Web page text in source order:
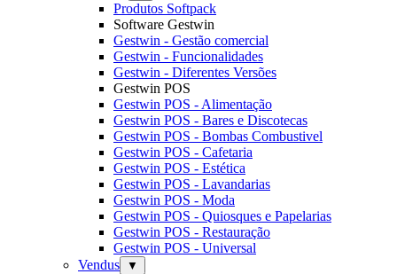
Produtos Softpack
Software Gestwin
Gestwin - Gestão comercial
Gestwin - Funcionalidades
Gestwin - Diferentes Versões
Gestwin POS
Gestwin POS - Alimentação
Gestwin POS - Bares e Discotecas
Gestwin POS - Bombas Combustivel
Gestwin POS - Cafetaria
Gestwin POS - Estética
Gestwin POS - Lavandarias
Gestwin POS - Moda
Gestwin POS - Quiosques e Papelarias
Gestwin POS - Restauração
Gestwin POS - Universal
Vendus
▼